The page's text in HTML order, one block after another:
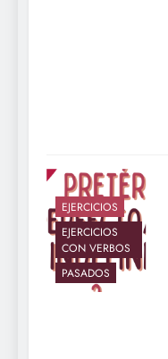
EJERCICIOS
EJERCICIOS
CON VERBOS
PASADOS